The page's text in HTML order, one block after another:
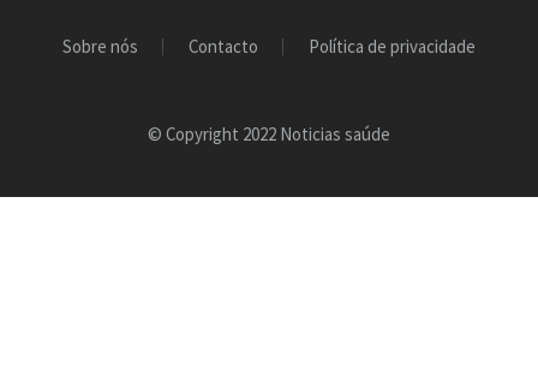
Sobre nós Contacto Política de privacidade
© Copyright 2022 Noticias saúde